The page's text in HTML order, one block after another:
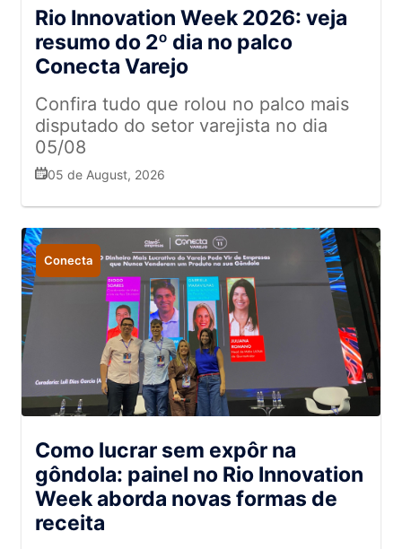
Rio Innovation Week 2026: veja
resumo do 2º dia no palco
Conecta Varejo
Confira tudo que rolou no palco mais
disputado do setor varejista no dia
05/08
05 de August, 2026
Conecta
Como lucrar sem expôr na
gôndola: painel no Rio Innovation
Week aborda novas formas de
receita